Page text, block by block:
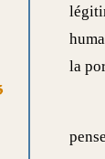
la